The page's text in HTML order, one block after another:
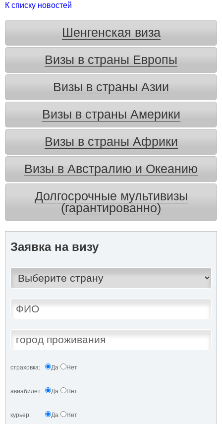
К списку новостей
Шенгенская виза
Визы в страны Европы
Визы в страны Азии
Визы в страны Америки
Визы в страны Африки
Визы в Австралию и Океанию
Долгосрочные мультивизы
(гарантированно)
Заявка на визу
страховка: Да Нет
авиабилет: Да Нет
курьер: Да Нет